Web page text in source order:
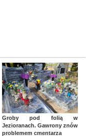
Groby pod folią w
Jezioranach. Gawrony znów
problemem cmentarza